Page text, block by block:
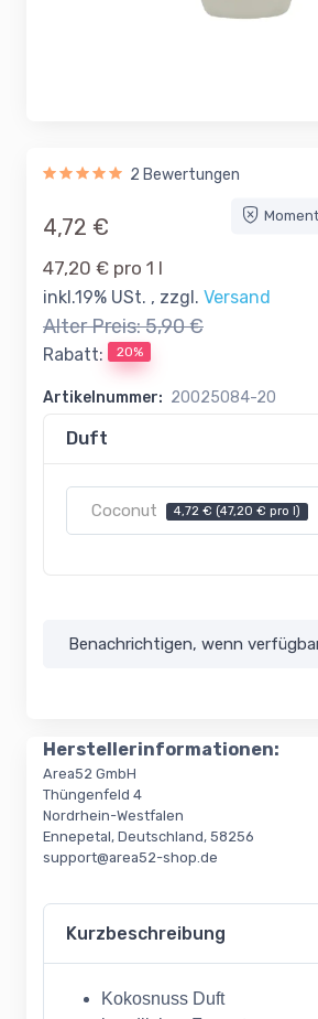
2 Bewertungen
4,72 €
47,20 € pro 1 l
inkl.19% USt. , zzgl. Versand
Alter Preis:5,90 €
Rabatt: 20%
Artikelnummer: 20025084-20
Duft
Coconut 4,72 € (47,20 € pro l)
Benachrichtigen, wenn
Herstellerinformationen:
Area52 GmbH
Thüngenfeld 4
Nordrhein-Westfalen
Ennepetal, Deutschland, 58256
support@area52-shop.de
Kurzbeschreibung
Kokosnuss Duft